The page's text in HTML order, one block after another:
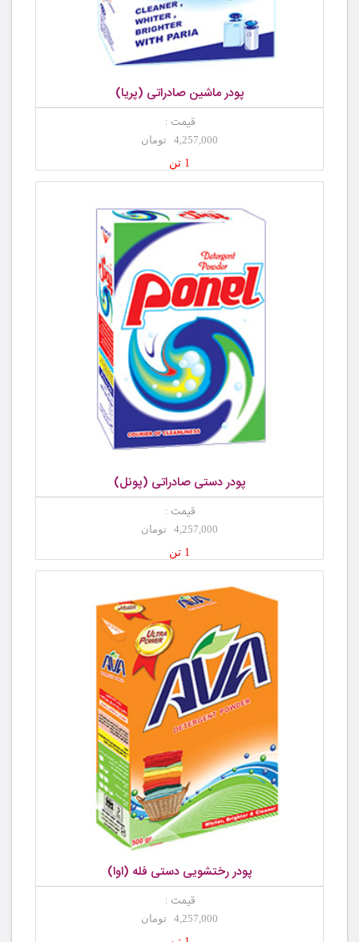
پودر ماشین صادراتی (پریا)
قیمت :
4,257,000 تومان
1 تن
پودر دستی صادراتی (پونل)
قیمت :
4,257,000 تومان
1 تن
پودر رختشویی دستی فله (اوا)
قیمت :
4,257,000 تومان